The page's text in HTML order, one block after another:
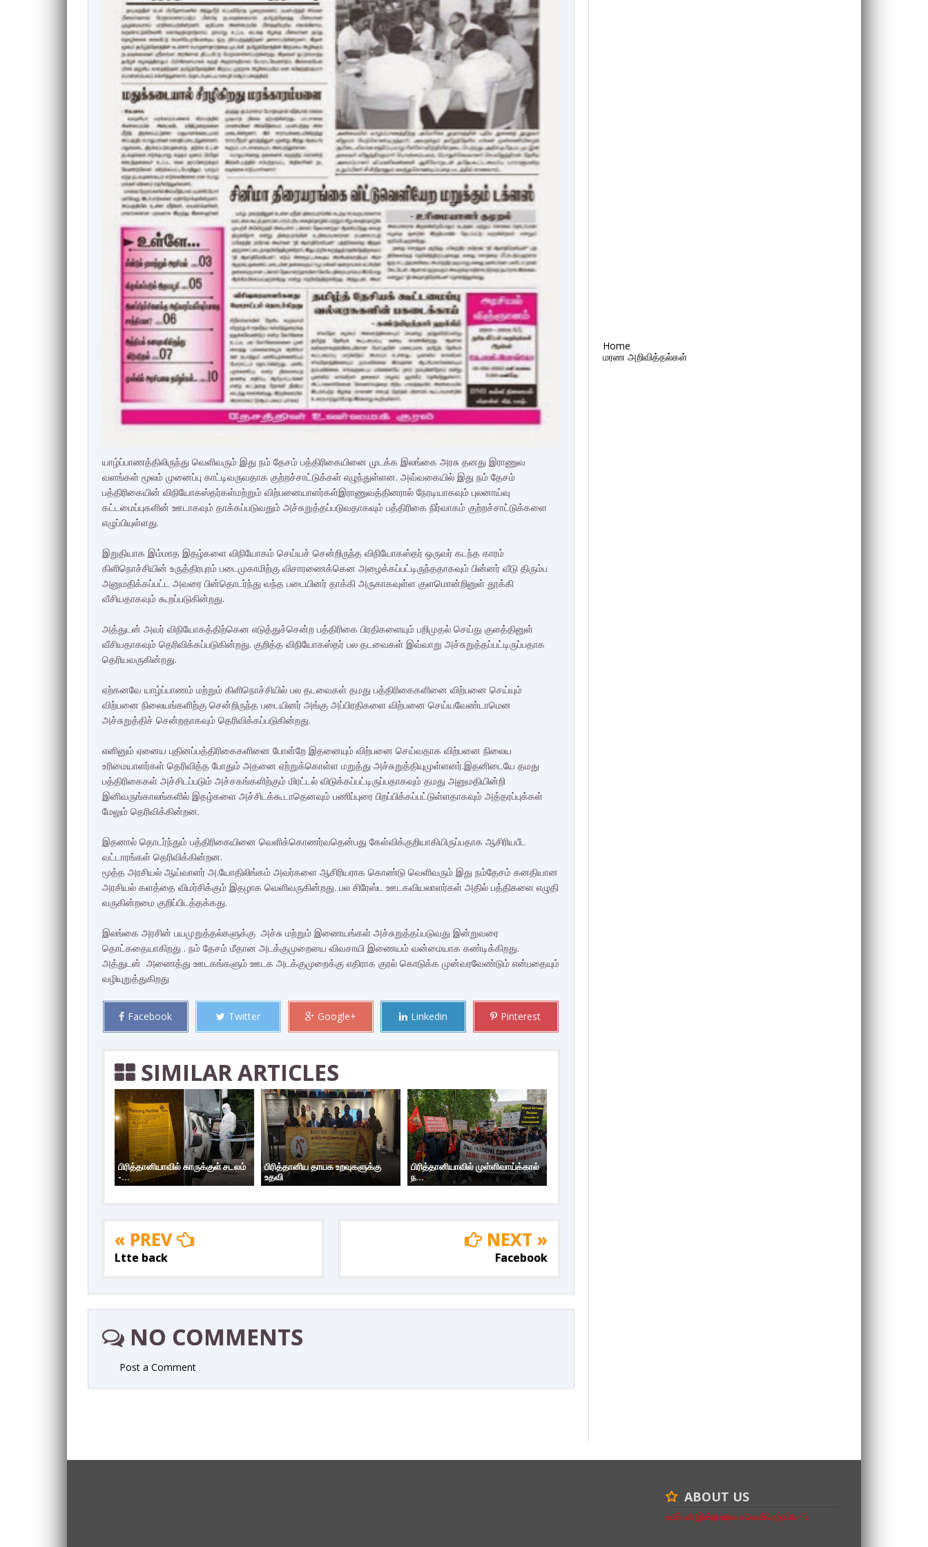
யாழ்ப்பாணத்திலிருந்து வெளிவரும் இது நம் தேசம் பத்திரிகையினை முடக்க இலங்கை அரசு தனது இராணுவ
வளங்கள் மூலம் முனைப்பு காட்டிவருவதாக குற்றச்சாட்டுக்கள் எழுந்துள்ளன. அவ்வகையில் இது நம் தேசம்
பத்திரிகையின் விநியோகஸ்தர்கள்மற்றும் விற்பனையாளர்கள்இராணுவத்தினரால் நேரடியாகவும் புலனாய்வு
கட்டமைப்புகளின் ஊடாகவும் தாக்கப்படுவதும் அச்சுறுத்தப்படுவதாகவும் பத்திரிகை நிர்வாகம் குற்றச்சாட்டுக்களை
எழுப்பியுள்ளது.
இறுதியாக இம்மாத இதழ்களை விநியோகம் செய்யச் சென்றிருந்த விநியோகஸ்தர் ஒருவர் கடந்த காரம்
கிளிநொச்சியின் உருத்திரபுரம் படைமுகாமிற்கு விசாரணைக்கென அழைக்கப்பட்டிருந்ததாகவும் பின்னர் வீடு திரும்ப
அனுமதிக்கப்பட்ட அவரை பின்தொடர்ந்து வந்த படையினர் தாக்கி அருகாகவுள்ள குளமொன்றினுள் தூக்கி
வீசியதாகவும் கூறப்படுகின்றது.
அத்துடன் அவர் விநியோகத்திற்கென எடுத்துச்சென்ற பத்திரிகை பிரதிகளையும் பறிமுதல் செய்து குளத்தினுள்
வீசியதாகவும் தெரிவிக்கப்படுகின்றது. குறித்த விநியோகஸ்தர் பல தடவைகள் இவ்வாறு அச்சுறுத்தப்பட்டிருப்பதாக
தெரியவருகின்றது.
ஏற்கனவே யாழ்ப்பாணம் மற்றும் கிளிநொச்சியில் பல தடவைகள் தமது பத்திரிகைகளினை விற்பனை செய்யும்
விற்பனை நிலையங்களிற்கு சென்றிருந்த படையினர் அங்கு அப்பிரதிகளை விற்பனை செய்யவேண்டாமென
அச்சுறுத்திச் சென்றதாகவும் தெரிவிக்கப்படுகின்றது.
எனினும் ஏனைய புதினப்பத்திரிகைகளினை போன்றே இதனையும் விற்பனை செய்வதாக விற்பனை நிலைய
உரிமையாளர்கள் தெரிவித்த போதும் அதனை ஏற்றுக்கொள்ள மறுத்து அச்சுறுத்தியுமுள்ளனர்.இதனிடையே தமது
பத்திரிகைகள் அச்சிடப்படும் அச்சகங்களிற்கும் மிரட்டல் விடுக்கப்பட்டிருப்பதாகவும் தமது அனுமதியின்றி
இனிவருங்காலங்களில் இதழ்களை அச்சிடக்கூடாதெனவும் பணிப்புரை பிறப்பிக்கப்பட்டுள்ளதாகவும் அத்தரப்புக்கள்
மேலும் தெரிவிக்கின்றன.
இதனால் தொடர்ந்தும் பத்திரிகையினை வெளிக்கொணர்வதென்பது கேள்விக்குறியாகியிருப்பதாக ஆசிரியபீட
வட்டாரங்கள் தெரிவிக்கின்றன.
மூத்த அரசியல் ஆய்வாளர் அ.யோதிலிங்கம் அவர்களை ஆசிரியராக கொண்டு வெளிவரும் இது நம்தேசம் கனதியான
அரசியல் களத்தை விமர்சிக்கும் இதழாக வெளிவருகின்றது. பல சிரேஸ்ட ஊடகவியலாளர்கள் அதில் பத்திகளை எழுதி
வருகின்றமை குறிப்பிடத்தக்கது.
இலங்கை அரசின் பயமுறுத்தல்களுக்கு அச்சு மற்றும் இணையங்கள் அச்சுறுத்தப்படுவது இன்றுவரை
தொட்கதையாகிறது . நம் தேசம் மீதான அடக்குமுறையை விவசாயி இணையம் வன்மையாக கண்டிக்கிறது.
அத்துடன் அணைத்து ஊடகங்களும் ஊடக அடக்குமுறைக்கு எதிராக குரல் கொடுக்க முன்வரவேண்டும் என்பதையும்
வழியுறுத்துகிறது
Facebook Twitter Google+ Linkedin Pinterest
SIMILAR ARTICLES
பிரித்தானியாவில் காருக்குள் சடலம்
-...
பிரித்தானிய தாயக உறவுகளுக்கு
உதவி
பிரித்தானியாவில் முள்ளிவாய்க்கால்
ந...
« PREV
Ltte back
NEXT »
Facebook
NO COMMENTS
Post a Comment
Home
மரண அறிவித்தல்கள்
ABOUT US
உயிர்பலி இன்றி உரிமை வென்றெடுப்போம்